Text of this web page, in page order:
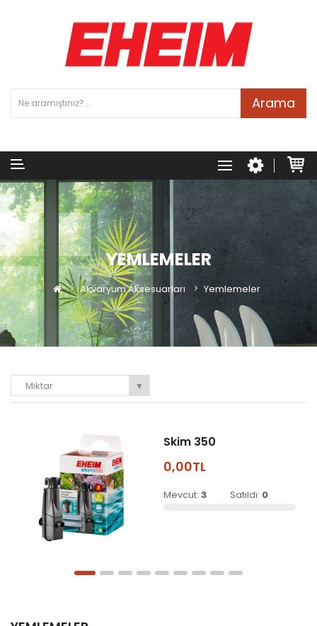
Arama
YEMLEMELER
Akvaryum Aksesuarları Yemlemeler
Miktar ▼
Skim 350
0,00TL
Mevcut:3 Satıldı: 0